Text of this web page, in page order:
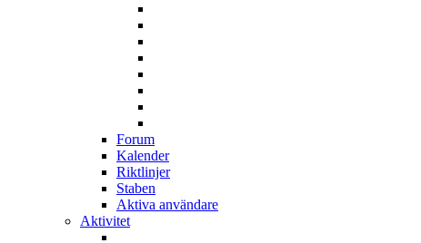
Forum
Kalender
Riktlinjer
Staben
Aktiva användare
Aktivitet